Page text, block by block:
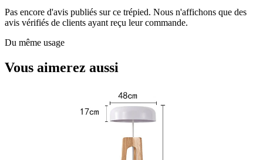
Pas encore d'avis publiés sur ce trépied. Nous n'affichons que des
avis vérifiés de clients ayant reçu leur commande.
Du même usage
Vous aimerez aussi